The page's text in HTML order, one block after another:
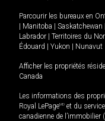
Parcourir les bureaux en
| Manitoba | Saskatchewan
Labrador | Territoires du
Édouard | Yukon | Nunavut
Afficher les propriétés
Canada
Les informations des
Royal LePageMD et du
canadienne de l’immobilier